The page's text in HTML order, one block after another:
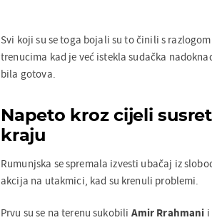
Svi koji su se toga bojali su to činili s
trenucima kad je već istekla sudačka
bila gotova.
Napeto kroz cijeli
kraju
Rumunjska se spremala izvesti ubačaj iz
akcija na utakmici, kad su krenuli problemi.
Prvu su se na terenu sukobili Amir Rrahmani i